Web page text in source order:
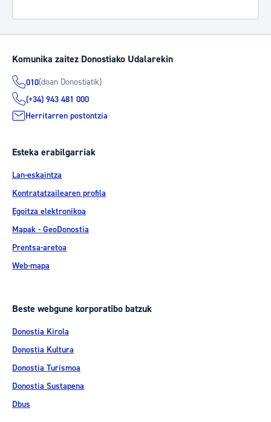
Komunika zaitez Donostiako Udalarekin
010(doan Donostiatik)
(+34) 943 481 000
Herritarren postontzia
Esteka erabilgarriak
Lan-eskaintza
Kontratatzailearen profila
Egoitza elektronikoa
Mapak - GeoDonostia
Prentsa-aretoa
Web-mapa
Beste webgune korporatibo batzuk
Donostia Kirola
Donostia Kultura
Donostia Turismoa
Donostia Sustapena
Dbus